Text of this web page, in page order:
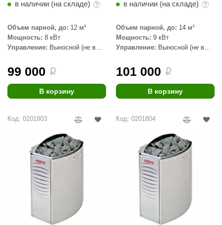
SAUNA
в наличии (на складе)
Объем парной, до: 12 м³
Мощность: 8 кВт
Управление: Выносной (не в
99 000 i
В корзину
в наличии (на складе)
Объем парной, до: 14 м³
Мощность: 9 кВт
Управление: Выносной (не в
101 000 i
В корзину
Код: 0201803 Код: 0201804